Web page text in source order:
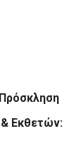
Εκθετών: